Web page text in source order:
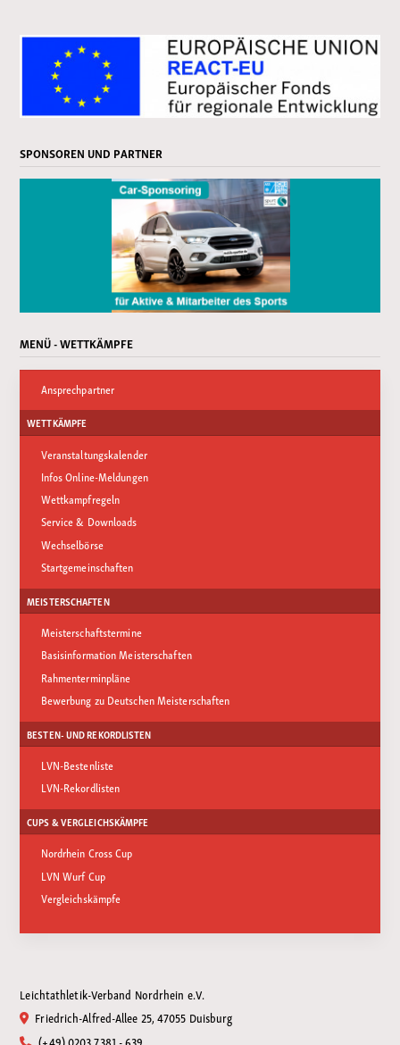
SPONSOREN UND PARTNER
MENÜ - WETTKÄMPFE
Ansprechpartner
WETTKÄMPFE
Veranstaltungskalender
Infos Online-Meldungen
Wettkampfregeln
Service & Downloads
Wechselbörse
Startgemeinschaften
MEISTERSCHAFTEN
Meisterschaftstermine
Basisinformation Meisterschaften
Rahmenterminpläne
Bewerbung zu Deutschen Meisterschaften
BESTEN- UND REKORDLISTEN
LVN-Bestenliste
LVN-Rekordlisten
CUPS & VERGLEICHSKÄMPFE
Nordrhein Cross Cup
LVN Wurf Cup
Vergleichskämpfe
Leichtathletik-Verband Nordrhein e.V.
Friedrich-Alfred-Allee 25, 47055 Duisburg